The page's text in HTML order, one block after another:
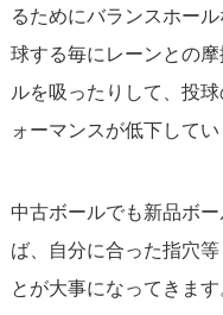
るためにバランスホー
球する毎にレーンとの
ルを吸ったりして、投
ォーマンスが低下してい
中古ボールでも新品ボ
ば、自分に合った指穴
とが大事になってきま